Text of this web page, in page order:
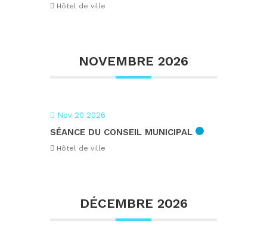
Hôtel de ville
NOVEMBRE 2026
Nov 20 2026
SÉANCE DU CONSEIL MUNICIPAL
Hôtel de ville
DÉCEMBRE 2026